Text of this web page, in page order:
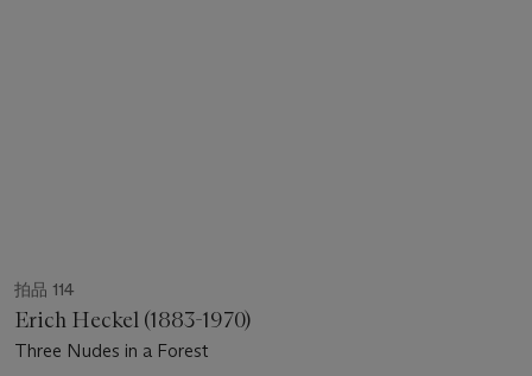
拍品 114
Erich Heckel (1883-1970)
Three Nudes in a Forest